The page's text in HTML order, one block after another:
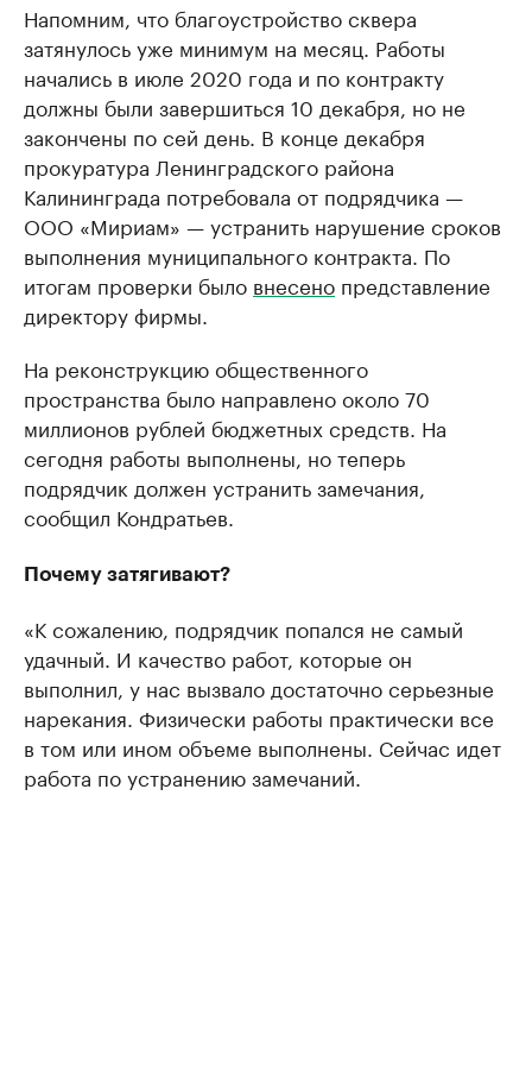
Напомним, что благоустройство сквера
затянулось уже минимум на месяц. Работы
начались в июле 2020 года и по контракту
должны были завершиться 10 декабря, но не
закончены по сей день. В конце декабря
прокуратура Ленинградского района
Калининграда потребовала от подрядчика —
ООО «Мириам» — устранить нарушение сроков
выполнения муниципального контракта. По
итогам проверки было внесено представление
директору фирмы.
На реконструкцию общественного
пространства было направлено около 70
миллионов рублей бюджетных средств. На
сегодня работы выполнены, но теперь
подрядчик должен устранить замечания,
сообщил Кондратьев.
Почему затягивают?
«К сожалению, подрядчик попался не самый
удачный. И качество работ, которые он
выполнил, у нас вызвало достаточно серьезные
нарекания. Физически работы практически все
в том или ином объеме выполнены. Сейчас идет
работа по устранению замечаний.